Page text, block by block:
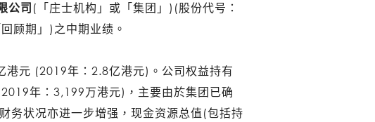
公司 (「庄士机构」或「集团」)(股份代号：
顾期」)之中期业绩。
港元 (2019年：2.8亿港元)。公司权益持有
年：3,199万港元)，主要由於集团已确
务状况亦进一步增强，现金资源总值(包括持